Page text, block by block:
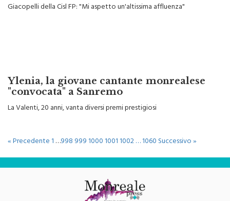
2015
Ylenia, la giovane cantante monrealese
"convocata" a Sanremo
« Precedente1…998999100010011002…1060Successivo »